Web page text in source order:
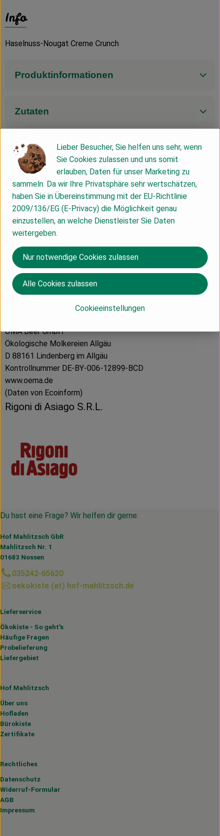
Info
Haselnuss-Nougat Creme Crunch
Produktinformationen
Zutaten
Nährwert-Info
Produktdatenblatt
Herkunft
Hersteller: ÖMA
Italien
ÖMA Beer GmbH
Ökologische Molkereien Allgäu
D 88161 Lindenberg im Allgäu
Kontrollnummer DE-BY-006-12899-BCD
www.oema.de
(Daten von Ecoinform)
Rigoni di Asiago S.R.L.
Du hast eine Frage? Wir helfen dir gerne:
Hof Mahlitzsch GbR
Mahlitzsch Nr. 1
01683 Nossen
035242-65620
oekokiste (at) hof-mahlitzsch.de
Lieferservice
Ökokiste - So geht's
Häufige Fragen
Probelieferung
Liefergebiet
Hof Mahlitzsch
Über uns
Hofladen
Bürokiste
Zertifikate
Rechtliches
Datenschutz
Widerruf-Formular
AGB
Impressum
Lieber Besucher, Sie helfen uns sehr, wenn
Sie Cookies zulassen und uns somit
erlauben, Daten für unser Marketing zu
sammeln. Da wir Ihre Privatsphäre sehr wertschätzen,
haben Sie in Übereinstimmung mit der EU-Richtlinie
2009/136/EG (E-Privacy) die Möglichkeit genau
einzustellen, an welche Dienstleister Sie Daten
weitergeben.
Cookieeinstellungen
Nur notwendige Cookies zulassen
Alle Cookies zulassen